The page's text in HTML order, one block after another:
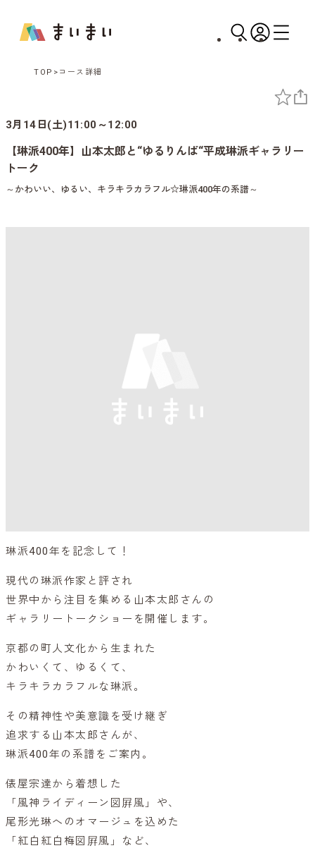
TOP コース詳細
3月14日(土)11:00～12:00
【琳派400年】山本太郎と“ゆるりんぱ“平成琳派ギャラリー
トーク
～かわいい、ゆるい、キラキラカラフル☆琳派400年の系譜～
琳派400年を記念して！
現代の琳派作家と評され
世界中から注目を集める山本太郎さんの
ギャラリートークショーを開催します。
京都の町人文化から生まれた
かわいくて、ゆるくて、
キラキラカラフルな琳派。
その精神性や美意識を受け継ぎ
追求する山本太郎さんが、
琳派400年の系譜をご案内。
俵屋宗達から着想した
「風神ライディーン図屛風」や、
尾形光琳へのオマージュを込めた
「紅白紅白梅図屛風」など、